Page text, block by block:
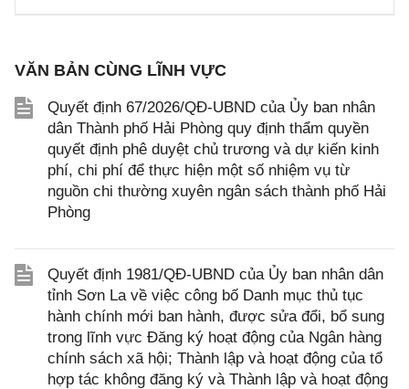
VĂN BẢN CÙNG LĨNH VỰC
Quyết định 67/2026/QĐ-UBND của Ủy ban nhân
dân Thành phố Hải Phòng quy định thẩm quyền
quyết định phê duyệt chủ trương và dự kiến kinh
phí, chi phí để thực hiện một số nhiệm vụ từ
nguồn chi thường xuyên ngân sách thành phố Hải
Phòng
Quyết định 1981/QĐ-UBND của Ủy ban nhân dân
tỉnh Sơn La về việc công bố Danh mục thủ tục
hành chính mới ban hành, được sửa đổi, bổ sung
trong lĩnh vực Đăng ký hoạt động của Ngân hàng
chính sách xã hội; Thành lập và hoạt động của tổ
hợp tác không đăng ký và Thành lập và hoạt động